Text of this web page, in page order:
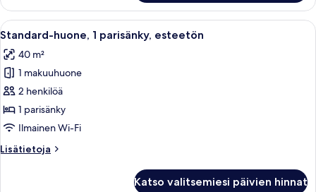
1
parisänky
Avaa
kaikki
huonetyypin
Standard-
huone,
1
parisänky,
kuvat
Hotellihuone, jossa on suuri sänky,
6
Standard-huone, 1 parisänky, esteetön
40 m²
1 makuuhuone
2 henkilöä
1 parisänky
Ilmainen Wi-Fi
Lisätietoja
Lisätietoja
Katso valitsemiesi päivien hinnat